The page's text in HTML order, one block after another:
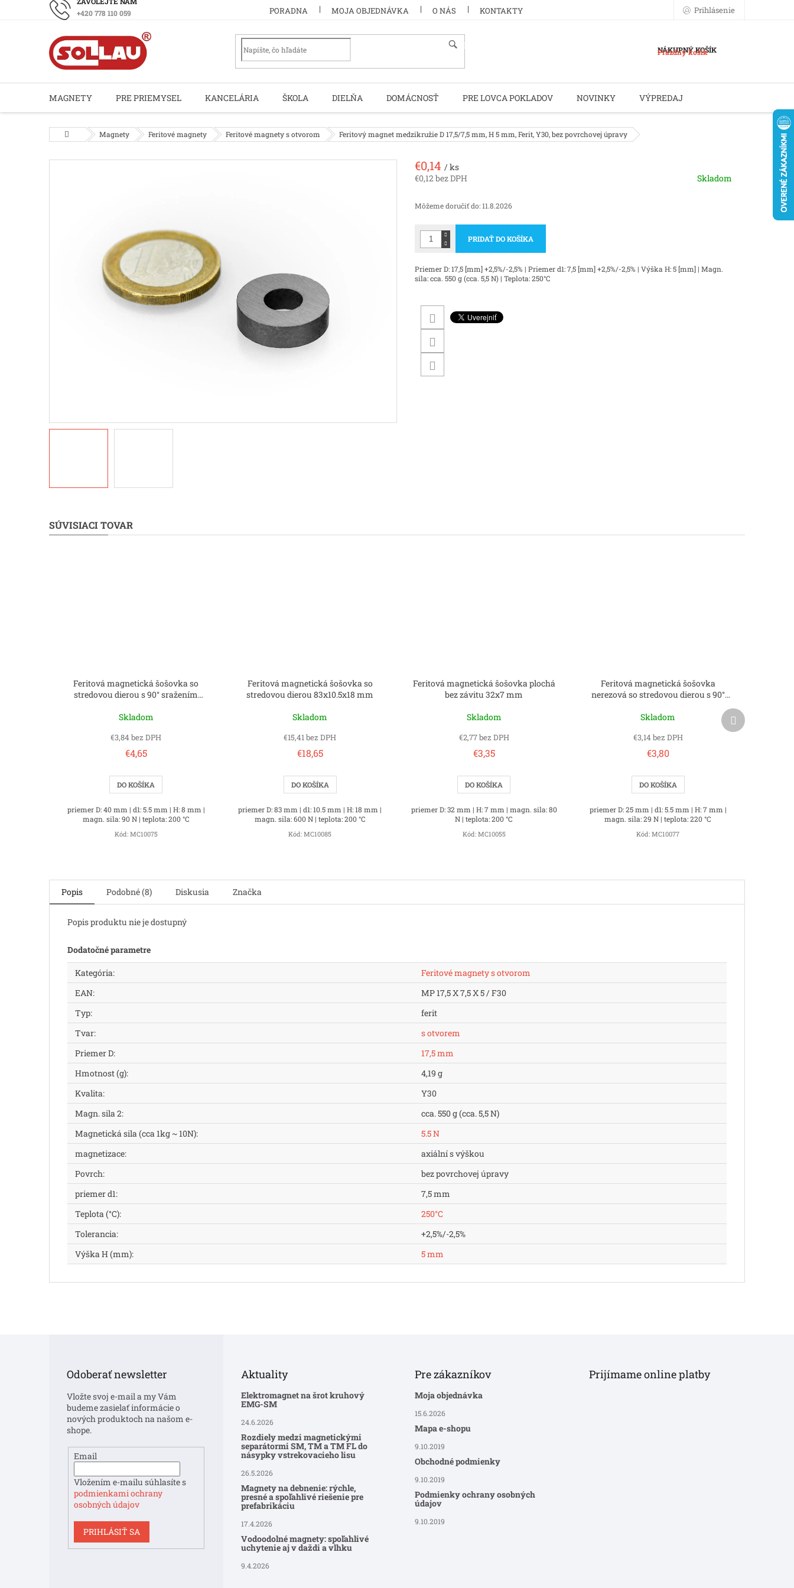
+420 778 110 059 PORADNA MOJA OBJEDNÁVKA O NÁS KONTAKTY Prihlásenie
HĽADAŤ NÁKUPNÝ KOŠÍK
Prázdny košík
MAGNETY PRE PRIEMYSEL KANCELÁRIA ŠKOLA DIELŇA DOMÁCNOSŤ PRE LOVCA POKLADOV NOVINKY VÝPREDAJ
DomovMagnety Feritové magnety Feritové magnety s otvorom Feritový magnet medzikružie D 17,5/7,5 mm, H 5 mm, Ferit, Y30, bez povrchovej úpravy
€0,14 / ks
€0,12 bez DPH
cena:
Skladom
Môžeme doručiť do:11.8.2026
PRIDAŤ DO KOŠÍKA
Priemer D: 17,5 [mm] +2,5%/-2,5% | Priemer d1: 7,5 [mm] +2,5%/-2,5% | Výška H: 5 [mm] | Magn.
sila: cca. 550 g (cca. 5,5 N) | Teplota: 250°C
SÚVISIACI TOVAR
Feritová magnetická šošovka so
stredovou dierou s 90° sražením
Skladom
€3,84 bez DPH
€4,65
DO KOŠÍKA
priemer D: 40 mm | d1: 5.5 mm | H: 8 mm |
magn. sila: 90 N | teplota: 200 °C
Kód: MC10075
Feritová magnetická šošovka so
stredovou dierou 83x10.5x18 mm
Skladom
€15,41 bez DPH
€18,65
DO KOŠÍKA
priemer D: 83 mm | d1: 10.5 mm | H: 18 mm |
magn. sila: 600 N | teplota: 200 °C
Kód:MC10085
Feritová magnetická šošovka plochá
bez závitu 32x7 mm
Skladom
€2,77 bez DPH
€3,35
DO KOŠÍKA
priemer D: 32 mm | H: 7 mm | magn. sila: 80
N | teplota: 200 °C
Kód: MC10055
Feritová magnetická šošovka
nerezová so stredovou dierou s 90°
Skladom
€3,14 bez DPH
€3,80
DO KOŠÍKA
priemer D: 25 mm | d1: 5.5 mm | H: 7 mm |
magn. sila: 29 N | teplota: 220 °C
Kód:MC10077
Ďalší
produkt
Popis Podobné (8) Diskusia Značka
Popis produktu nie je dostupný
Dodatočné parametre
Kategória:
Feritové magnety s otvorom
EAN:
MP 17,5 X 7,5 X 5 / F30
Typ:
ferit
Tvar:
s otvorem
Priemer D:
17,5 mm
Hmotnost (g):
4,19 g
Kvalita:
Y30
Magn. sila 2:
cca. 550 g (cca. 5,5 N)
Magnetická sila (cca 1kg ~ 10N):
5.5 N
magnetizace:
axiální s výškou
Povrch:
bez povrchovej úpravy
priemer d1:
7,5 mm
Teplota (°C):
250°C
Tolerancia:
+2,5%/-2,5%
Výška H (mm): 5 mm
Odoberať newsletter
Vložte svoj e-mail a my Vám
budeme zasielať informácie o
nových produktoch na našom e-
shope.
Email
Vložením e-mailu súhlasíte s
podmienkami ochrany
osobných údajov
PRIHLÁSIŤ SA
Aktuality
Elektromagnet na šrot kruhový
EMG-SM
24.6.2026
Rozdiely medzi magnetickými
separátormi SM, TM a TM FL do
násypky vstrekovacieho lisu
26.5.2026
Magnety na debnenie: rýchle,
presné a spoľahlivé riešenie pre
prefabrikáciu
17.4.2026
Vodoodolné magnety: spoľahlivé
uchytenie aj v daždi a vlhku
9.4.2026
Pre zákazníkov
Moja objednávka
15.6.2026
Mapa e-shopu
9.10.2019
Obchodné podmienky
9.10.2019
Podmienky ochrany osobných
údajov
9.10.2019
Prijímame online platby